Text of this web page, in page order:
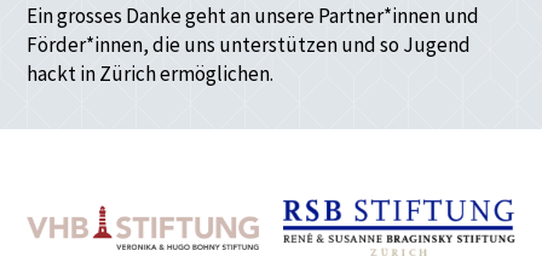
Ein grosses Danke geht an unsere Partner*innen und
Förder*innen, die uns unterstützen und so Jugend
hackt in Zürich ermöglichen.